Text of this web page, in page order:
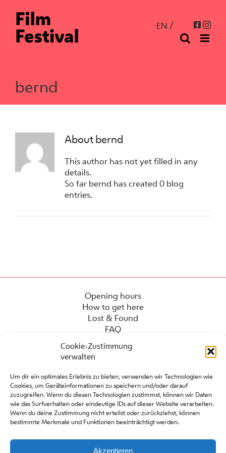
Cookie-Zustimmung
verwalten
Um dir ein optimales Erlebnis zu bieten, verwenden wir Technologien wie
Cookies, um Geräteinformationen zu speichern und/oder darauf
zuzugreifen. Wenn du diesen Technologien zustimmst, können wir Daten
wie das Surfverhalten oder eindeutige IDs auf dieser Website verarbeiten.
Wenn du deine Zustimmung nicht erteilst oder zurückziehst, können
bestimmte Merkmale und Funktionen beeinträchtigt werden.
Akzeptieren
content
EN
bernd
Aboutbernd
This author has not yet filled in any
details.
So far bernd has created 0 blog
entries.
Opening hours
How to get here
Lost & Found
FAQ
Press
Contact
Partners